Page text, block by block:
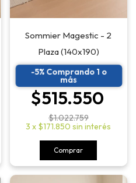
Sommier Magestic - 2
Plaza (140x190)
-5% Comprando 1 o
más
$515.550
$1.022.759
3 x $171.850 sin interés
Comprar